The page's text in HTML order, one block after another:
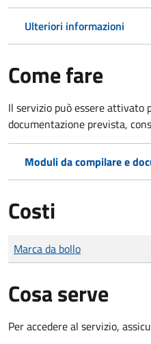
Ulteriori informazioni
Come fare
Il servizio può essere attivato
documentazione prevista,
Moduli da compilare e
Costi
Tipo di pagamento
Importo
Marca da bollo
Cosa serve
Per accedere al servizio,